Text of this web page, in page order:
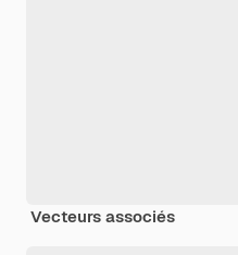
Vecteurs associés